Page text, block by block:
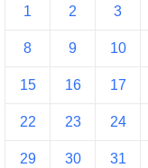
1 2 3
8 9 10
15 16 17
22 23 24
29 30 31